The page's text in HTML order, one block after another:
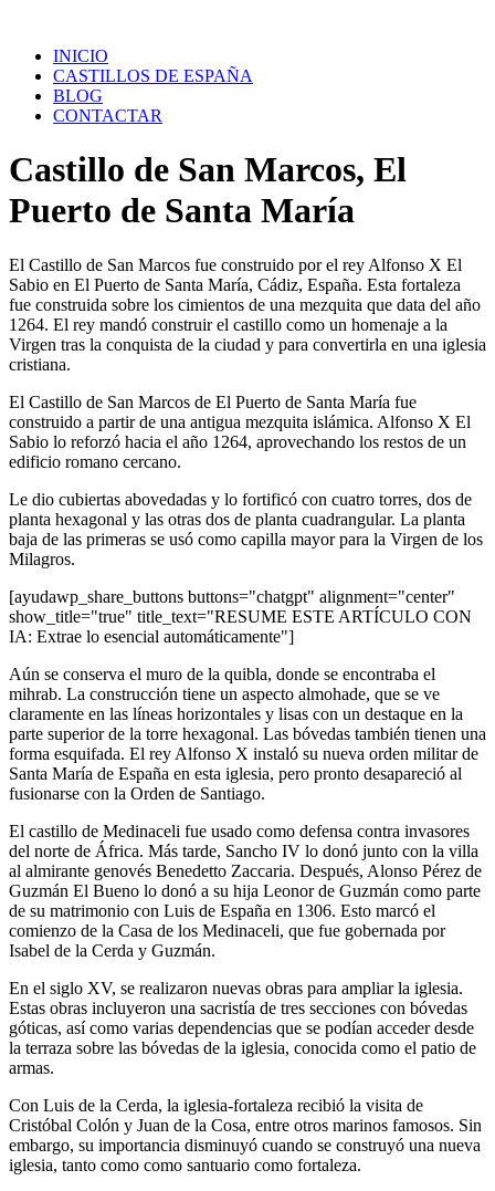
contenidoINICIO
CASTILLOS DE ESPAÑA
BLOG
CONTACTAR
Castillo de San Marcos, El
Puerto de Santa María
El Castillo de San Marcos fue construido por el rey Alfonso X El
Sabio en El Puerto de Santa María, Cádiz, España. Esta fortaleza
fue construida sobre los cimientos de una mezquita que data del año
1264. El rey mandó construir el castillo como un homenaje a la
Virgen tras la conquista de la ciudad y para convertirla en una iglesia
cristiana.
El Castillo de San Marcos de El Puerto de Santa María fue
construido a partir de una antigua mezquita islámica. Alfonso X El
Sabio lo reforzó hacia el año 1264, aprovechando los restos de un
edificio romano cercano.
Le dio cubiertas abovedadas y lo fortificó con cuatro torres, dos de
planta hexagonal y las otras dos de planta cuadrangular. La planta
baja de las primeras se usó como capilla mayor para la Virgen de los
Milagros.
[ayudawp_share_buttons buttons="chatgpt" alignment="center"
show_title="true" title_text="RESUME ESTE ARTÍCULO CON
IA: Extrae lo esencial automáticamente"]
Aún se conserva el muro de la quibla, donde se encontraba el
mihrab. La construcción tiene un aspecto almohade, que se ve
claramente en las líneas horizontales y lisas con un destaque en la
parte superior de la torre hexagonal. Las bóvedas también tienen una
forma esquifada. El rey Alfonso X instaló su nueva orden militar de
Santa María de España en esta iglesia, pero pronto desapareció al
fusionarse con la Orden de Santiago.
El castillo de Medinaceli fue usado como defensa contra invasores
del norte de África. Más tarde, Sancho IV lo donó junto con la villa
al almirante genovés Benedetto Zaccaria. Después, Alonso Pérez de
Guzmán El Bueno lo donó a su hija Leonor de Guzmán como parte
de su matrimonio con Luis de España en 1306. Esto marcó el
comienzo de la Casa de los Medinaceli, que fue gobernada por
Isabel de la Cerda y Guzmán.
En el siglo XV, se realizaron nuevas obras para ampliar la iglesia.
Estas obras incluyeron una sacristía de tres secciones con bóvedas
góticas, así como varias dependencias que se podían acceder desde
la terraza sobre las bóvedas de la iglesia, conocida como el patio de
armas.
Con Luis de la Cerda, la iglesia-fortaleza recibió la visita de
Cristóbal Colón y Juan de la Cosa, entre otros marinos famosos. Sin
embargo, su importancia disminuyó cuando se construyó una nueva
iglesia, tanto como como santuario como fortaleza.